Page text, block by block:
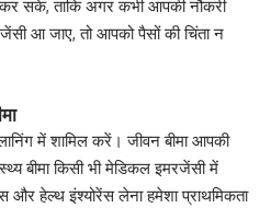
सके, ताकि अगर कभी आपकी नौकरी
आ जाए, तो आपको पैसों की चिंता न
में शामिल करें। जीवन बीमा आपकी
बीमा किसी भी मेडिकल इमरजेंसी में
और हेल्थ इंश्योरेंस लेना हमेशा प्राथमिकता